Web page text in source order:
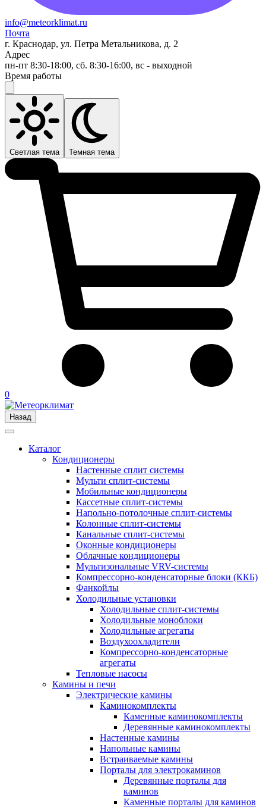
info@meteorklimat.ru
Почта
г. Краснодар, ул. Петра Метальникова, д. 2
Адрес
пн-пт 8:30-18:00, сб. 8:30-16:00, вс - выходной
Время работы
Светлая тема Темная тема
0
Назад
Каталог
Кондиционеры
Настенные сплит системы
Мульти сплит-системы
Мобильные кондиционеры
Кассетные сплит-системы
Напольно-потолочные сплит-системы
Колонные сплит-системы
Канальные сплит-системы
Оконные кондиционеры
Облачные кондиционеры
Мультизональные VRV-системы
Компрессорно-конденсаторные блоки (ККБ)
Фанкойлы
Холодильные установки
Холодильные сплит-системы
Холодильные моноблоки
Холодильные агрегаты
Воздухоохладители
Компрессорно-конденсаторные
агрегаты
Тепловые насосы
Камины и печи
Электрические камины
Каминокомплекты
Каменные каминокомплекты
Деревянные каминокомплекты
Настенные камины
Напольные камины
Встраиваемые камины
Порталы для электрокаминов
Деревянные порталы для
каминов
Каменные порталы для каминов